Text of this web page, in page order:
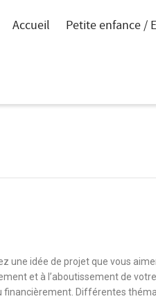
Accueil Petite enfance /
une idée de projet que vous
et à l’aboutissement de
financièrement. Différentes